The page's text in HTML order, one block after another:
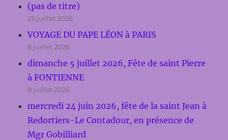
(pas de titre)
23 juillet 2026
VOYAGE DU PAPE LÉON à PARIS
8 juillet 2026
dimanche 5 juillet 2026, Fête de saint Pierre
à FONTIENNE
8 juillet 2026
mercredi 24 juin 2026, fête de la saint Jean à
Redortiers-Le Contadour, en présence de
Mgr Gobilliard